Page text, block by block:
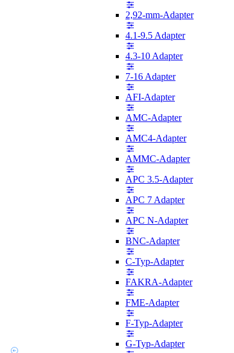
2,92-mm-Adapter
4.1-9.5 Adapter
4.3-10 Adapter
7-16 Adapter
AFI-Adapter
AMC-Adapter
AMC4-Adapter
AMMC-Adapter
APC 3.5-Adapter
APC 7 Adapter
APC N-Adapter
BNC-Adapter
C-Typ-Adapter
FAKRA-Adapter
FME-Adapter
F-Typ-Adapter
G-Typ-Adapter